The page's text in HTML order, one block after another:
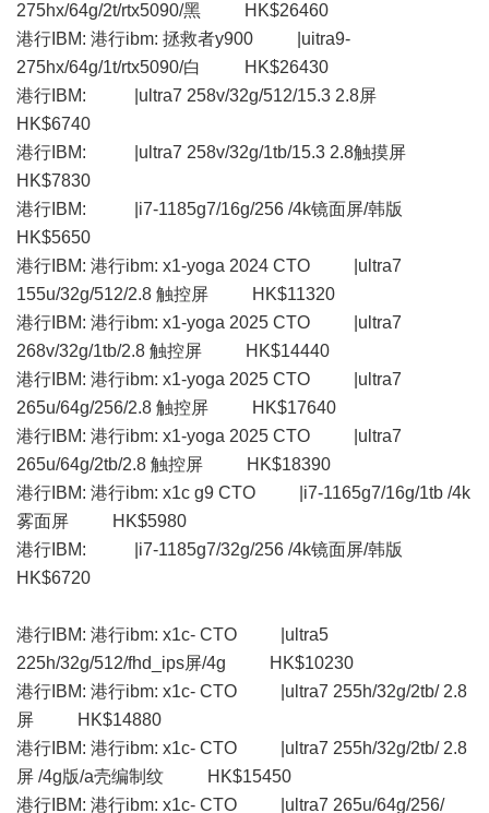
275hx/64g/2t/rtx5090/黑 HK$26460
港行IBM: 港行ibm: 拯救者y900 |uitra9-
275hx/64g/1t/rtx5090/白 HK$26430
港行IBM: |ultra7 258v/32g/512/15.3 2.8屏
HK$6740
港行IBM: |ultra7 258v/32g/1tb/15.3 2.8触摸屏
HK$7830
港行IBM: |i7-1185g7/16g/256 /4k镜面屏/韩版
HK$5650
港行IBM: 港行ibm: x1-yoga 2024 CTO |ultra7
155u/32g/512/2.8 触控屏 HK$11320
港行IBM: 港行ibm: x1-yoga 2025 CTO |ultra7
268v/32g/1tb/2.8 触控屏 HK$14440
港行IBM: 港行ibm: x1-yoga 2025 CTO |ultra7
265u/64g/256/2.8 触控屏 HK$17640
港行IBM: 港行ibm: x1-yoga 2025 CTO |ultra7
265u/64g/2tb/2.8 触控屏 HK$18390
港行IBM: 港行ibm: x1c g9 CTO |i7-1165g7/16g/1tb /4k
雾面屏 HK$5980
港行IBM: |i7-1185g7/32g/256 /4k镜面屏/韩版
HK$6720
港行IBM: 港行ibm: x1c- CTO |ultra5
225h/32g/512/fhd_ips屏/4g HK$10230
港行IBM: 港行ibm: x1c- CTO |ultra7 255h/32g/2tb/ 2.8
屏 HK$14880
港行IBM: 港行ibm: x1c- CTO |ultra7 255h/32g/2tb/ 2.8
屏 /4g版/a壳编制纹 HK$15450
港行IBM: 港行ibm: x1c- CTO |ultra7 265u/64g/256/